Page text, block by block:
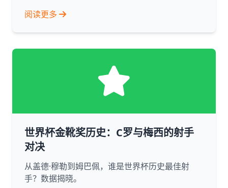
阅读更多
世界杯金靴奖历史：C罗与梅西的射手
对决
从盖德·穆勒到姆巴佩，谁是世界杯历史最佳射
手？数据揭晓。